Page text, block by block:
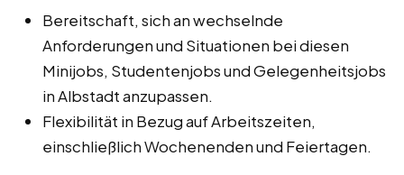
Bereitschaft, sich an wechselnde
Anforderungen und Situationen bei diesen
Minijobs, Studentenjobs und Gelegenheitsjobs
in Albstadt anzupassen.
Flexibilität in Bezug auf Arbeitszeiten,
einschließlich Wochenenden und Feiertagen.